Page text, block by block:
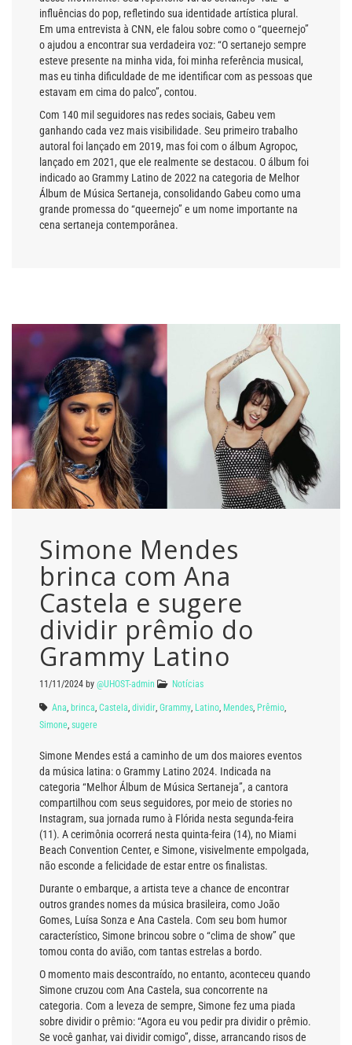
influências do pop, refletindo sua identidade artística plural.
Em uma entrevista à CNN, ele falou sobre como o “queernejo”
o ajudou a encontrar sua verdadeira voz: “O sertanejo sempre
esteve presente na minha vida, foi minha referência musical,
mas eu tinha dificuldade de me identificar com as pessoas que
estavam em cima do palco”, contou.
Com 140 mil seguidores nas redes sociais, Gabeu vem
ganhando cada vez mais visibilidade. Seu primeiro trabalho
autoral foi lançado em 2019, mas foi com o álbum Agropoc,
lançado em 2021, que ele realmente se destacou. O álbum foi
indicado ao Grammy Latino de 2022 na categoria de Melhor
Álbum de Música Sertaneja, consolidando Gabeu como uma
grande promessa do “queernejo” e um nome importante na
cena sertaneja contemporânea.
Simone Mendes
brinca com Ana
Castela e sugere
dividir prêmio do
Grammy Latino
11/11/2024 by @UHOST-admin Notícias
Ana brinca Castela dividir Grammy Latino Mendes Prêmio
Simone sugere
Simone Mendes está a caminho de um dos maiores eventos
da música latina: o Grammy Latino 2024. Indicada na
categoria “Melhor Álbum de Música Sertaneja”, a cantora
compartilhou com seus seguidores, por meio de stories no
Instagram, sua jornada rumo à Flórida nesta segunda-feira
(11). A cerimônia ocorrerá nesta quinta-feira (14), no Miami
Beach Convention Center, e Simone, visivelmente empolgada,
não esconde a felicidade de estar entre os finalistas.
Durante o embarque, a artista teve a chance de encontrar
outros grandes nomes da música brasileira, como João
Gomes, Luísa Sonza e Ana Castela. Com seu bom humor
característico, Simone brincou sobre o “clima de show” que
tomou conta do avião, com tantas estrelas a bordo.
O momento mais descontraído, no entanto, aconteceu quando
Simone cruzou com Ana Castela, sua concorrente na
categoria. Com a leveza de sempre, Simone fez uma piada
sobre dividir o prêmio: “Agora eu vou pedir pra dividir o prêmio.
Se você ganhar, vai dividir comigo”, disse, arrancando risos de